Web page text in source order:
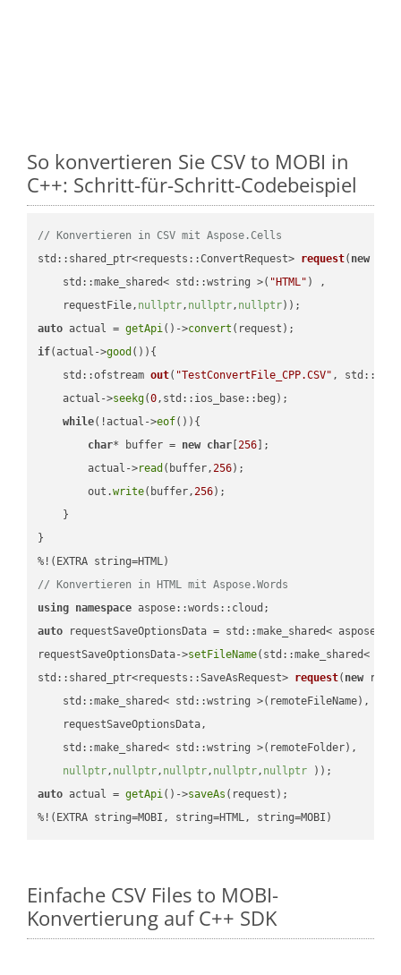
So konvertieren Sie CSV to MOBI in
C++: Schritt-für-Schritt-Codebeispiel
// Konvertieren in CSV mit Aspose.Cells
std::shared_ptr<requests::ConvertRequest> request( new
    std::make_shared< std::wstring >(
"HTML" ) ,
    requestFile,
nullptr, nullptr, nullptr))
auto actual = getApi()->convert
if(actual->good ()){
std::ofstream out( "TestConvertFile_CPP.CSV" ,
    actual->
seekg(0,std::ios_base::beg);
while(!actual->eof()){
char* buffer = new char [256 ];
        actual->
read (buffer,256);
        out.
write(buffer,256);
    }
}
// Konvertieren in HTML mit Aspose.Words
using namespace
auto requestSaveOptionsData = std::make_shared<
requestSaveOptionsData->setFileName(std::make_shared<
std::shared_ptr<requests::SaveAsRequest> request( new
    std::make_shared< std::wstring >(remoteFileName),
    requestSaveOptionsData,
    std::make_shared< std::wstring >(remoteFolder),
nullptr, nullptr, nullptr, nullptr, nullptr ))
auto actual = getApi()->saveAs (request);
%!(EXTRA string=MOBI, string=HTML, string=MOBI)
Einfache CSV Files to MOBI-
Konvertierung auf C++ SDK